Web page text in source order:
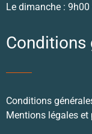
Le dimanche :
Conditions
Conditions
Mentions légales